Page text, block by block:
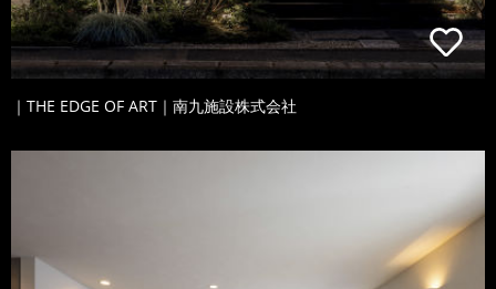
｜THE EDGE OF ART｜南九施設株式会社